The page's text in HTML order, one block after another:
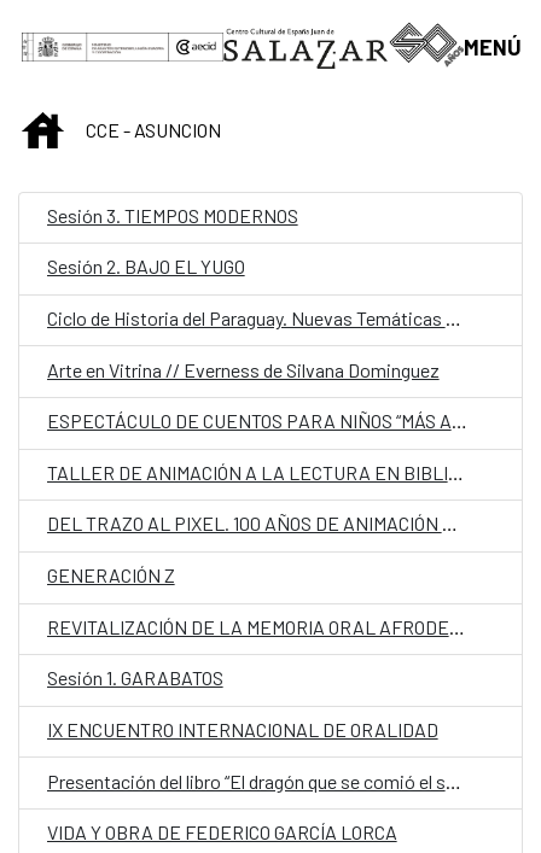
Saltar al contenido principal
MENÚ
INICIOCCE - ASUNCION
Sesión 3. TIEMPOS MODERNOS
Sesión 2. BAJO EL YUGO
Ciclo de Historia del Paraguay. Nuevas Temáticas y Perspectivas
Arte en Vitrina // Everness de Silvana Dominguez
ESPECTÁCULO DE CUENTOS PARA NIÑOS “MÁS ALLÁ DEL OCÉANO”
TALLER DE ANIMACIÓN A LA LECTURA EN BIBLIOTECAS
DEL TRAZO AL PIXEL. 100 AÑOS DE ANIMACIÓN ESPAÑOLA
GENERACIÓN Z
Sesión 1. GARABATOS
IX ENCUENTRO INTERNACIONAL DE ORALIDAD
VIDA Y OBRA DE FEDERICO GARCÍA LORCA